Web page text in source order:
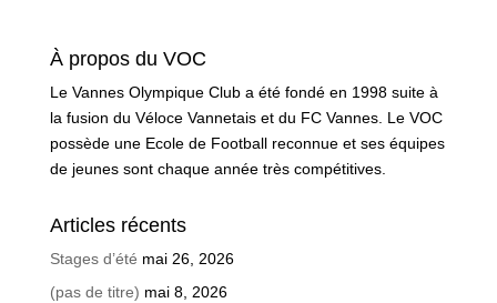
À propos du VOC
Le Vannes Olympique Club a été fondé en 1998 suite à
la fusion du Véloce Vannetais et du FC Vannes. Le VOC
possède une Ecole de Football reconnue et ses équipes
de jeunes sont chaque année très compétitives.
Articles récents
Stages d’été mai 26, 2026
(pas de titre) mai 8, 2026